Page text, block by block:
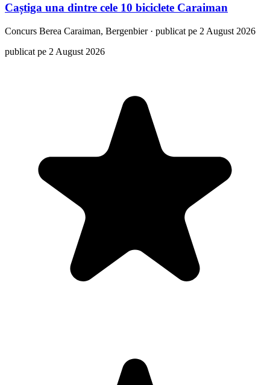
Caștiga una dintre cele 10 biciclete Caraiman
Concurs Berea Caraiman, Bergenbier· publicat pe 2 August 2026
publicat pe 2 August 2026